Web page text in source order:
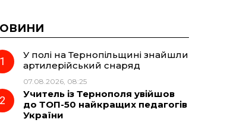
У полі на Тернопільщині знайшли
артилерійський снаряд
07.08.2026, 08:25
Учитель із Тернополя увійшов
до ТОП-50 найкращих педагогів
України